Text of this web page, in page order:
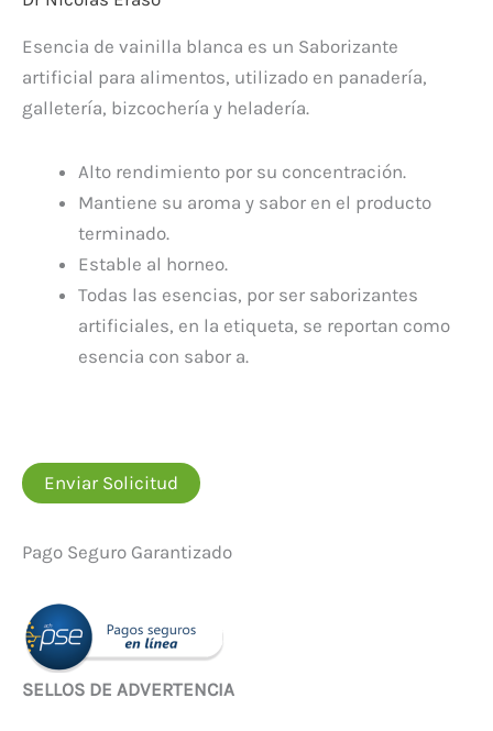
Esencia de vainilla blanca es un Saborizante
artificial para alimentos, utilizado en panadería,
galletería, bizcochería y heladería.
Alto rendimiento por su concentración.
Mantiene su aroma y sabor en el producto
terminado.
Estable al horneo.
Todas las esencias, por ser saborizantes
artificiales, en la etiqueta, se reportan como
esencia con sabor a.
Enviar Solicitud
Pago Seguro Garantizado
SELLOS DE ADVERTENCIA